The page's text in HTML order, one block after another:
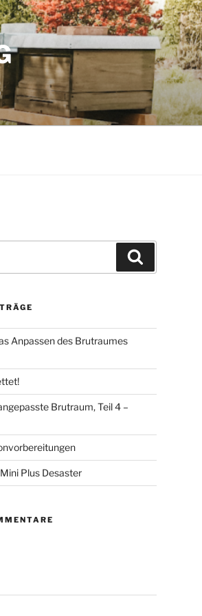
Anpassen des Brutraumes
Brutraum, Teil 4 –
Plus Desaster